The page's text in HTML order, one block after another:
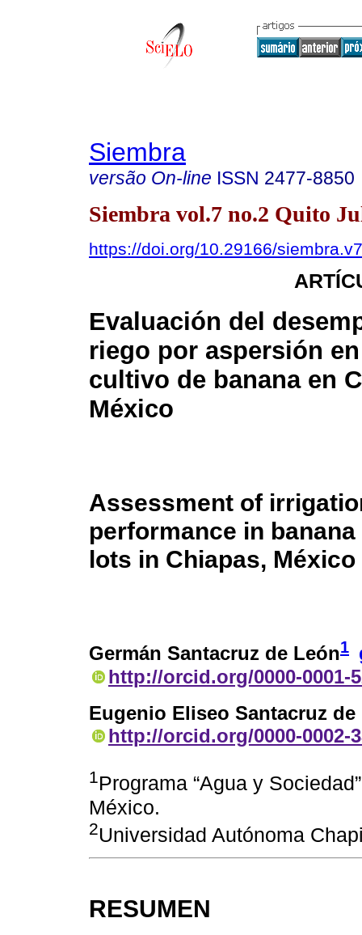
Siembra
versão On-line ISSN 2477-8850
Siembra vol.7 no.2 Quito
https://doi.org/10.29166/
Evaluación del
riego por aspersión
cultivo de banana en
México
Assessment of
performance in
lots in Chiapas, México
Germán Santacruz de León1
http://orcid.org/0000-0001-
Eugenio Eliseo Santacruz de
http://orcid.org/0000-0002-
1Programa “Agua y
México.
2Universidad Autónoma
RESUMEN